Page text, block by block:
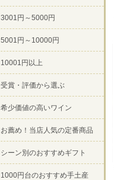
3001円～5000円
5001円～10000円
10001円以上
受賞・評価から選ぶ
希少価値の高いワイン
お薦め！当店人気の定番商品
シーン別のおすすめギフト
1000円台のおすすめ手土産